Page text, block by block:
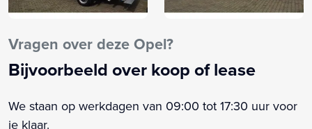
Vragen over deze Opel?
Bijvoorbeeld over koop of lease
We staan op werkdagen van 09:00 tot 17:30 uur voor
je klaar.